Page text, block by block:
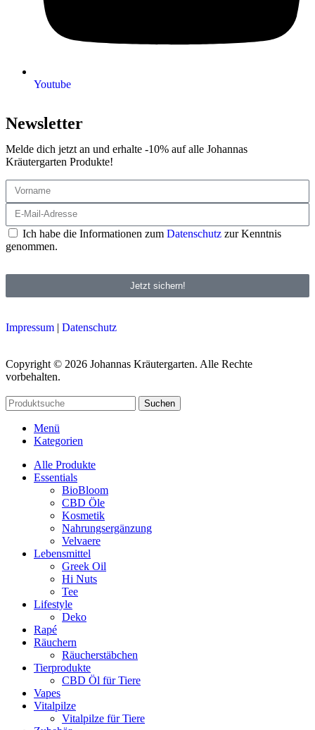
Youtube
Newsletter
Melde dich jetzt an und erhalte -10% auf alle Johannas
Kräutergarten Produkte!
Ich habe die Informationen zum Datenschutz zur Kenntnis
genommen.
Jetzt sichern!
Impressum | Datenschutz
Copyright © 2026 Johannas Kräutergarten. Alle Rechte
vorbehalten.
Suchen
Menü
Kategorien
Alle Produkte
Essentials
BioBloom
CBD Öle
Kosmetik
Nahrungsergänzung
Velvaere
Lebensmittel
Greek Oil
Hi Nuts
Tee
Lifestyle
Deko
Rapé
Räuchern
Räucherstäbchen
Tierprodukte
CBD Öl für Tiere
Vapes
Vitalpilze
Vitalpilze für Tiere